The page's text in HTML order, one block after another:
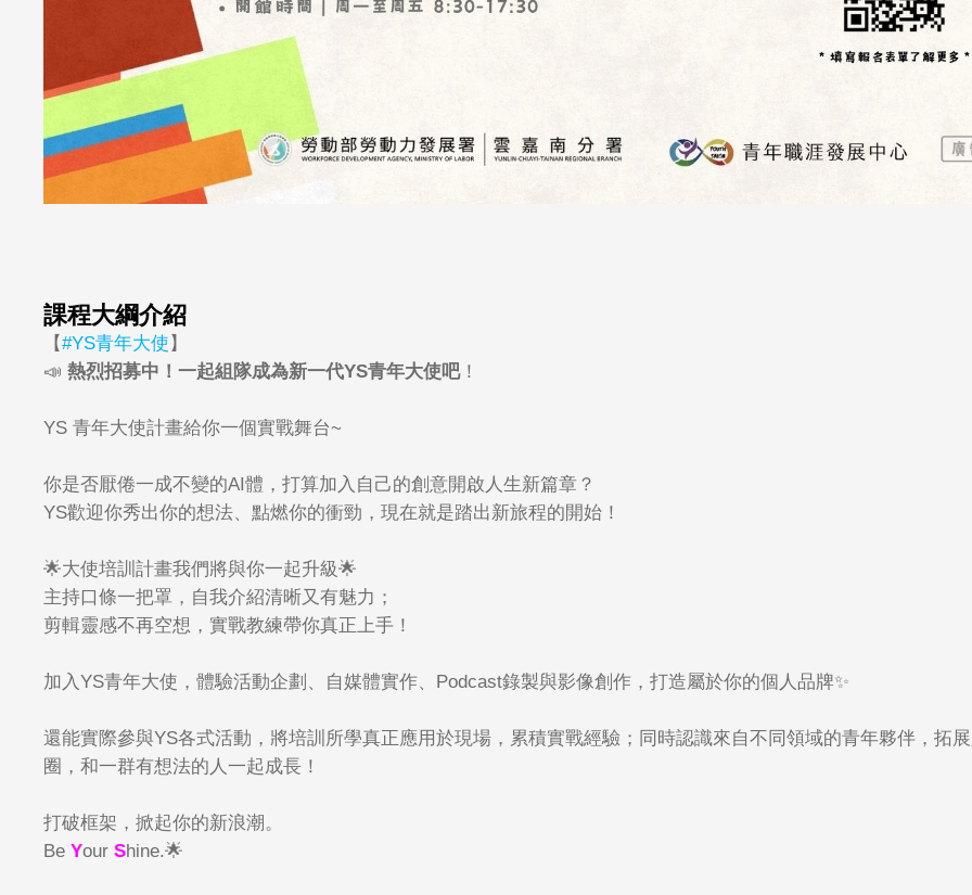
課程大綱介紹
【#YS青年大使 】
📣 熱烈招募中！一起組隊成為新一代YS青年大使吧！
YS 青年大使計畫給你一個實戰舞台~
你是否厭倦一成不變的AI體，打算加入自己的創意開啟人生新篇章？
YS歡迎你秀出你的想法、點燃你的衝勁，現在就是踏出新旅程的開始！
🌟大使培訓計畫我們將與你一起升級🌟
主持口條一把罩，自我介紹清晰又有魅力；
剪輯靈感不再空想，實戰教練帶你真正上手！
加入YS青年大使，體驗活動企劃、自媒體實作、 Podcast錄製與影像創作，打造屬於你的個人品牌✨
還能實際參與YS各式活動，將培訓所學真正應用於現場，累積實戰經驗；同時認識來自不同領域的青年夥伴，拓
圈，和一群有想法的人一起成長！
打破框架，掀起你的新浪潮。
Be Your Shine.🌟